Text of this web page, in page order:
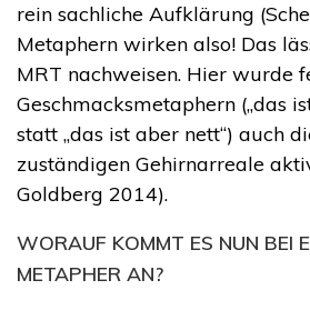
rein sachliche Aufklärung
Metaphern wirken also! Das
MRT nachweisen. Hier wurde
Geschmacksmetaphern („das
statt „das ist aber nett“) auch
zuständigen Gehirnarreale
Goldberg 2014).
WORAUF KOMMT ES NUN BEI
METAPHER AN?